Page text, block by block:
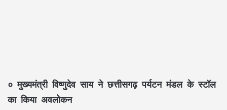
० मुख्यमंत्री विष्णुदेव साय ने छत्तीसगढ़ पर्यटन मंडल के स्टॉल
का किया अवलोकन